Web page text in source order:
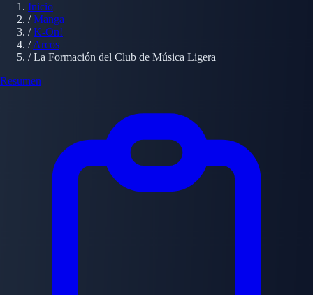
Inicio
/ Manga
/ K-On!
/ Arcos
/ La Formación del Club de Música Ligera
Resumen